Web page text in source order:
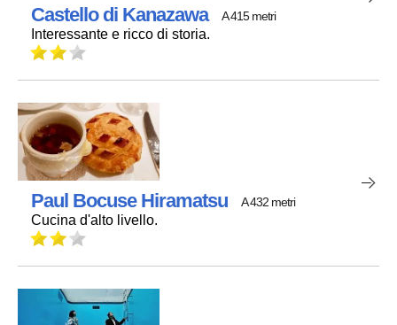
Castello di Kanazawa A 415 metri
Interessante e ricco di storia.
Paul Bocuse Hiramatsu A 432 metri
Cucina d'alto livello.